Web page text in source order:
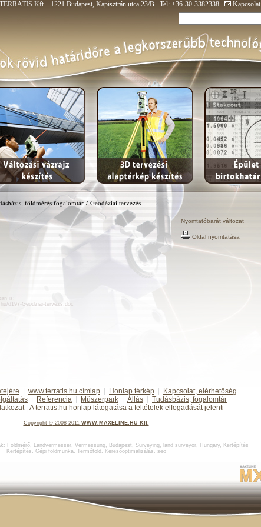
TERRATIS Kft. 1221 Budapest, Kapisztrán utca 23/B Tel: +36-30-3382338 Kapcsolat
földmérés fogalomtár/Geodéziai tervezés
is:
d197-Geodziai-tervezs.doc
Nyomtatóbarát változat
Oldal nyomtatása
www.terratis.hu címlap Honlap térkép
Kapcsolat, elérhetőség
Referencia Műszerpark Állás
Tudásbázis, fogalomtár
A terratis.hu honlap látogatása a feltételek elfogadását jelenti
Copyright©2008-2011 WWW.MAXELINE.HU Kft.
Földmérő, Landvermesser, Vermessung, Budapest , Surveying, land surveyor, Hungary, Kertépítés
Kertépítés , Gépi földmunka, Termőföld , Keresőoptimalizálás , seo